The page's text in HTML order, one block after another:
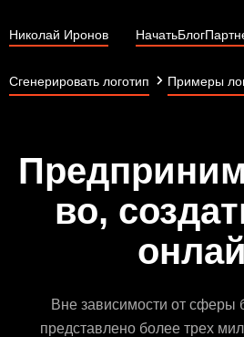
Николай Иронов НачатьБлог
Сгенерировать логотип Примеры
во,
Вне зависимости от сферы
представлено более трех